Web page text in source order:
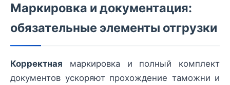
Маркировка и документация:
обязательные элементы отгрузки
Корректная маркировка и полный комплект
документов ускоряют прохождение таможни и